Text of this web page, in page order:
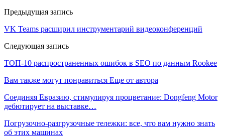
Предыдущая запись
VK Teams расширил инструментарий видеоконференций
Следующая запись
ТОП-10 распространенных ошибок в SEO по данным Rookee
Вам также могут понравиться Еще от автора
Соединяя Евразию, стимулируя процветание: Dongfeng Motor
дебютирует на выставке…
Погрузочно-разгрузочные тележки: все, что вам нужно знать
об этих машинах